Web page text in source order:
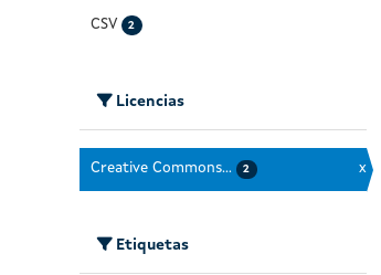
CSV 2
Licencias
Creative Commons... 2 x
Etiquetas